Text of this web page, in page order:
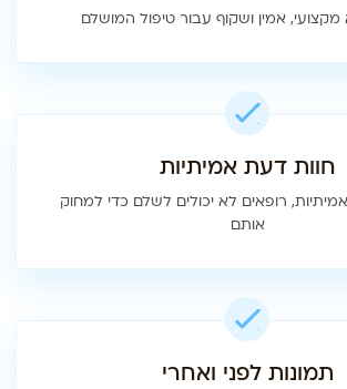
אמין ושקוף עבור טיפול המושלם
חוות דעת אמיתיות
רופאים לא יכולים לשלם כדי למחוק
אותם
תמונות לפני ואחרי